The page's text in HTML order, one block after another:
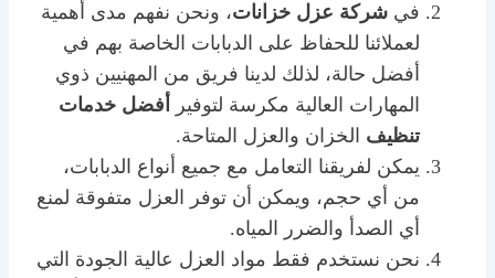
في شركة عزل خزانات، ونحن نفهم مدى أهمية
لعملائنا للحفاظ على الدبابات الخاصة بهم في
أفضل حالة، لذلك لدينا فريق من المهنيين ذوي
المهارات العالية مكرسة لتوفير
أفضل خدمات
تنظيف الخزان والعزل المتاحة.
يمكن لفريقنا التعامل مع جميع أنواع الدبابات،
من أي حجم، ويمكن أن توفر العزل متفوقة لمنع
أي الصدأ والضرر المياه.
نحن نستخدم فقط مواد العزل عالية الجودة التي